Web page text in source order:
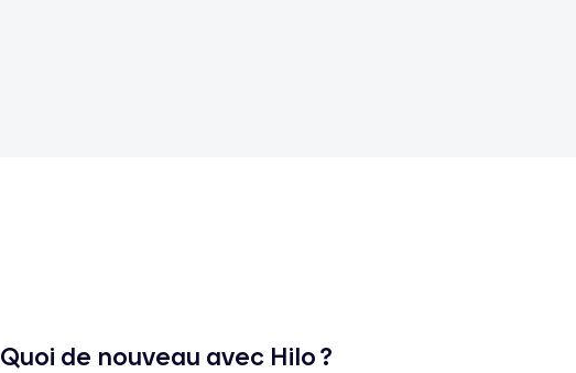
Quoi de nouveau avec Hilo ?